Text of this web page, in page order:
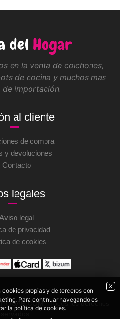
en la venta de colchones,
de cocina y muchos mas
importación.
al cliente
de compra
y devoluciones
Contacto
legales
Aviso legal
de privacidad
de cookies
- Todos los derechos
X
cookies propias y de terceros con
Para continuar navegando es
la política de cookies.